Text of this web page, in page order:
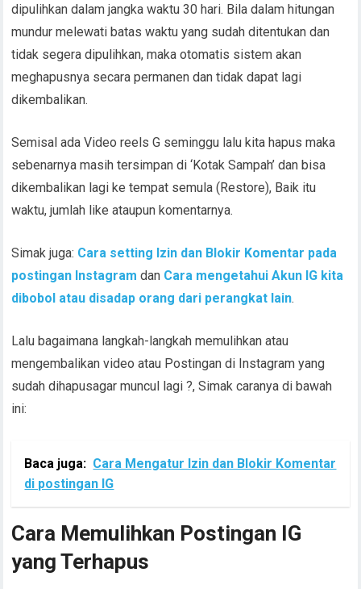
dipulihkan dalam jangka waktu 30 hari. Bila dalam hitungan
mundur melewati batas waktu yang sudah ditentukan dan
tidak segera dipulihkan, maka otomatis sistem akan
meghapusnya secara permanen dan tidak dapat lagi
dikembalikan.
Semisal ada Video reels G seminggu lalu kita hapus maka
sebenarnya masih tersimpan di ‘Kotak Sampah’ dan bisa
dikembalikan lagi ke tempat semula (Restore), Baik itu
waktu, jumlah like ataupun komentarnya.
Simak juga: Cara setting Izin dan Blokir Komentar pada
postingan Instagram dan Cara mengetahui Akun IG kita
dibobol atau disadap orang dari perangkat lain.
Lalu bagaimana langkah-langkah memulihkan atau
mengembalikan video atau Postingan di Instagram yang
sudah dihapusagar muncul lagi ?, Simak caranya di bawah
ini:
Baca juga: Cara Mengatur Izin dan Blokir Komentar
di postingan IG
Cara Memulihkan Postingan IG
yang Terhapus